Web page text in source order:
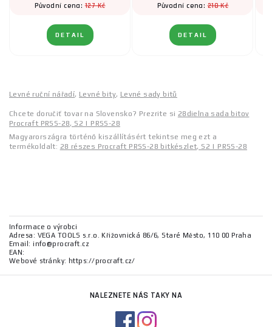
Původní cena:127 Kč
DETAIL
Původní cena:218 Kč
DETAIL
Levné ruční nářadí, Levné bity, Levné sady bitů
Chcete doručiť tovar na Slovensko? Prezrite si 28dielna sada bitov
Procraft PRSS-28, S2 | PRSS-28
Magyarországra történő kiszállításért tekintse meg ezt a
termékoldalt: 28 részes Procraft PRSS-28 bitkészlet, S2 | PRSS-28
Informace o výrobci
Adresa: VEGA TOOLS s.r.o. Křižovnická 86/6, Staré Město, 110 00 Praha
Email: info@procraft.cz
EAN:
Webové stránky: https://procraft.cz/
NALEZNETE NÁS TAKY NA